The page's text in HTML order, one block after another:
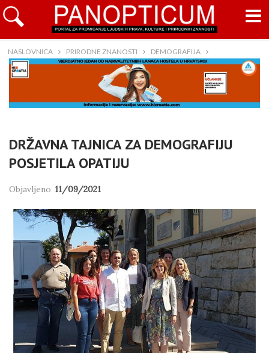
NASLOVNICA PRIRODNE ZNANOSTI DEMOGRAFIJA
DRŽAVNA TAJNICA ZA DEMOGRAFIJU
POSJETILA OPATIJU
Objavljeno 11/09/2021